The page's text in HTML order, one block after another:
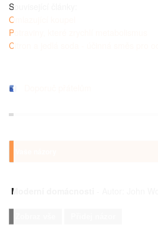
Související články:
Omlazující koupel
Potraviny, které zrychlí metabolismus
Citron a jedlá soda - účinná směs pro
Moderní domácnosti